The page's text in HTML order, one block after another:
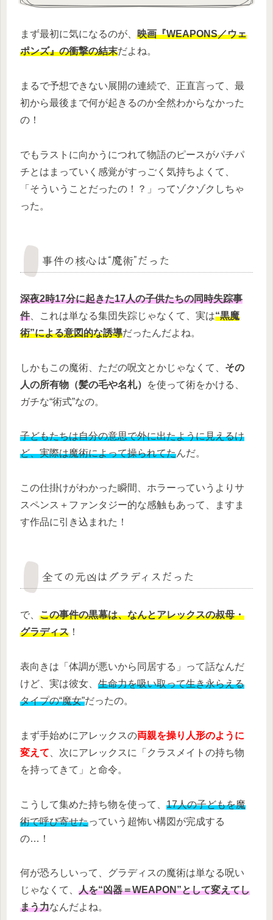
まず最初に気になるのが、 映画『WEAPONS／ウェ
ポンズ』の衝撃の結末だよね。
まるで予想できない展開の連続で、正直言って、最
初から最後まで何が起きるのか全然わからなかった
の！
でもラストに向かうにつれて物語のピースがパチパ
チとはまっていく感覚がすっごく気持ちよくて、
「そういうことだったの！？」ってゾクゾクしちゃ
った。
事件の核心は“魔術”だった
深夜2時17分に起きた17人の子供たちの同時失踪事
件、これは単なる集団失踪じゃなくて、実は“黒魔
術”による意図的な誘導だったんだよね。
しかもこの魔術、ただの呪文とかじゃなくて、 その
人の所有物（髪の毛や名札）
を使って術をかける、
ガチな“術式”なの。
子どもたちは自分の意思で外に出たように見えるけ
ど、実際は魔術によって操られてたんだ。
この仕掛けがわかった瞬間、ホラーっていうよりサ
スペンス＋ファンタジー的な感触もあって、ますま
す作品に引き込まれた！
全ての元凶はグラディスだった
で、 この事件の黒幕は、なんとアレックスの叔母・
グラディス ！
表向きは「体調が悪いから同居する」って話なんだ
けど、実は彼女、 生命力を吸い取って生き永らえる
タイプの“魔女”だったの。
まず手始めにアレックスの両親を操り人形のように
変えて 、次にアレックスに「クラスメイトの持ち物
を持ってきて」と命令。
こうして集めた持ち物を使って、 17人の子どもを魔
術で呼び寄せたっていう超怖い構図が完成する
の…！
何が恐ろしいって、グラディスの魔術は単なる呪い
じゃなくて、 人を“凶器＝WEAPON”として変えてし
まう力なんだよね。